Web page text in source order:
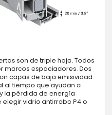
son de triple hoja. Todos
marcos espaciadores. Dos
capas de baja emisividad
al tiempo que ayudan a
la pérdida de energía
vidrio antirrobo P4 o